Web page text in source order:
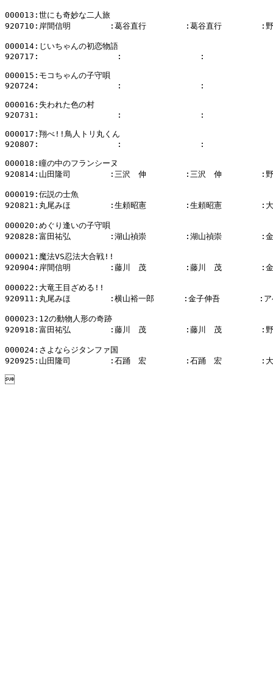
000013:世にも奇妙な二人旅
920710:岸間信明        :葛谷直行        :葛谷直行        :野
000014:じいちゃんの初恋物語
920717:                :                :
000015:モコちゃんの子守唄
920724:                :                :
000016:失われた色の村
920731:                :                :
000017:翔べ!!鳥人トリ丸くん
920807:                :                :
000018:瞳の中のフランシーヌ
920814:山田隆司        :三沢　伸        :三沢　伸        :野
000019:伝説の士魚
920821:丸尾みほ        :生頼昭憲        :生頼昭憲        :大
000020:めぐり逢いの子守唄
920828:富田祐弘        :湖山禎崇        :湖山禎崇        :金
000021:魔法VS忍法大合戦!!
920904:岸間信明        :藤川　茂        :藤川　茂        :金
000022:大竜王目ざめる!!
920911:丸尾みほ        :横山裕一郎      :金子伸吾        :ア
000023:12の動物人形の奇跡
920918:富田祐弘        :藤川　茂        :藤川　茂        :野
000024:さよならジタンファ国
